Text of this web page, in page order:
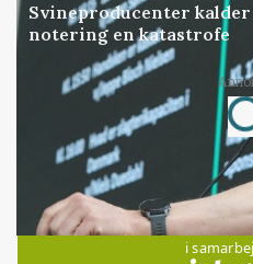
Svineproducenter
notering en katastrofe
i